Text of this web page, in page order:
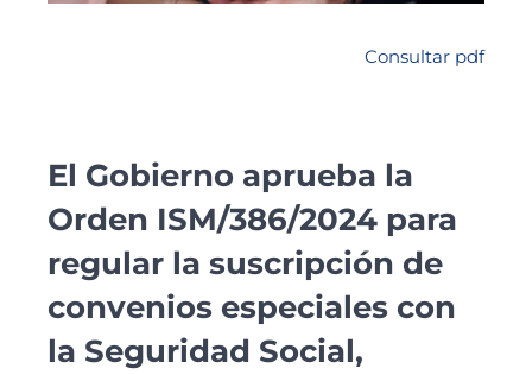
Consultar pdf
El Gobierno aprueba la
Orden ISM/386/2024 para
regular la suscripción de
convenios especiales con
la Seguridad Social,